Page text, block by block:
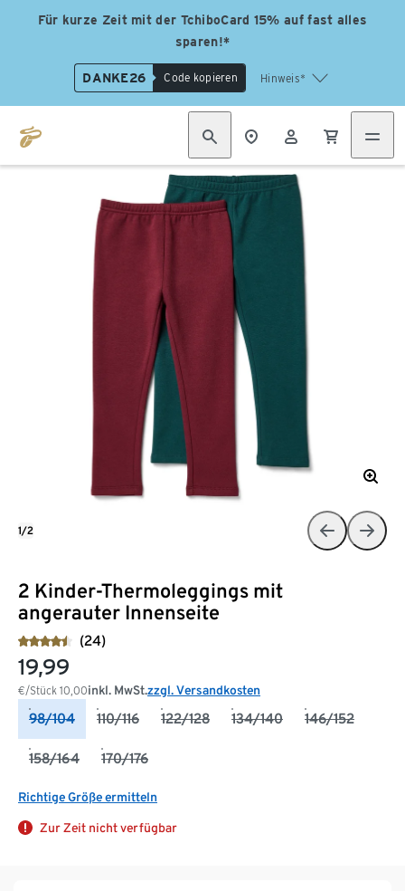
Für kurze Zeit mit der TchiboCard 15% auf fast alles
sparen!*
DANKE26 Code kopieren Hinweis*
2 Kinder-Thermoleggings mit
angerauter Innenseite
(24)
19,99
€/Stück 10,00inkl. MwSt.zzgl. Versandkosten
98/104 110/116 122/128 134/140 146/152
158/164 170/176
Richtige Größe ermitteln
Zur Zeit nicht verfügbar
1/2